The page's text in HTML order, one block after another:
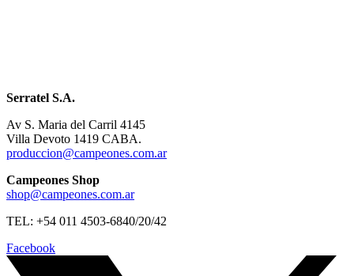
Serratel S.A.
Av S. Maria del Carril 4145
Villa Devoto 1419 CABA.
produccion@campeones.com.ar
Campeones Shop
shop@campeones.com.ar
TEL: +54 011 4503-6840/20/42
Facebook